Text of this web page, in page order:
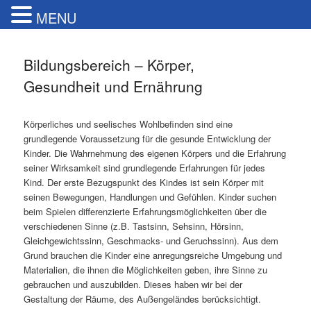
Bildungsbereich – Körper,
Gesundheit und Ernährung
Körperliches und seelisches Wohlbefinden sind eine
grundlegende Voraussetzung für die gesunde Entwicklung der
Kinder. Die Wahrnehmung des eigenen Körpers und die Erfahrung
seiner Wirksamkeit sind grundlegende Erfahrungen für jedes
Kind. Der erste Bezugspunkt des Kindes ist sein Körper mit
seinen Bewegungen, Handlungen und Gefühlen. Kinder suchen
beim Spielen differenzierte Erfahrungsmöglichkeiten über die
verschiedenen Sinne (z.B. Tastsinn, Sehsinn, Hörsinn,
Gleichgewichtssinn, Geschmacks- und Geruchssinn). Aus dem
Grund brauchen die Kinder eine anregungsreiche Umgebung und
Materialien, die ihnen die Möglichkeiten geben, ihre Sinne zu
gebrauchen und auszubilden. Dieses haben wir bei der
Gestaltung der Räume, des Außengeländes berücksichtigt.
MENU